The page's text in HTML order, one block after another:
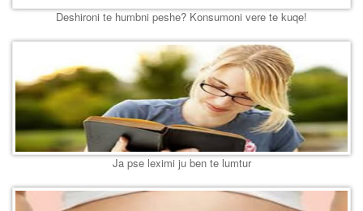
Deshironi te humbni peshe? Konsumoni vere te kuqe!
Ja pse leximi ju ben te lumtur